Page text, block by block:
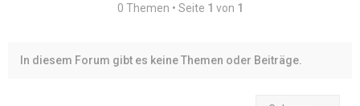
0 Themen • Seite 1 von 1
In diesem Forum gibt es keine Themen oder Beiträge.